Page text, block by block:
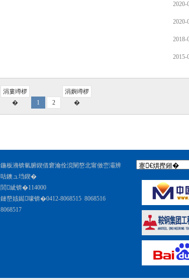
2020-
2020-
2018-
2015-
涓婁竴椤
�
1 2
涓嬩竴椤
�
鍦板潃锛氫腑鍥借窘瀹佺渷闉嶅北甯傚崈灞辨
咕鐭ュ垱鍥�
閭紪锛�114000
鏈嶅姟鐑嚎锛�0412-8068515 8068516
8068517